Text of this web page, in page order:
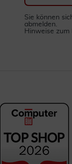
Sie können
abmelden.
Hinweise zum